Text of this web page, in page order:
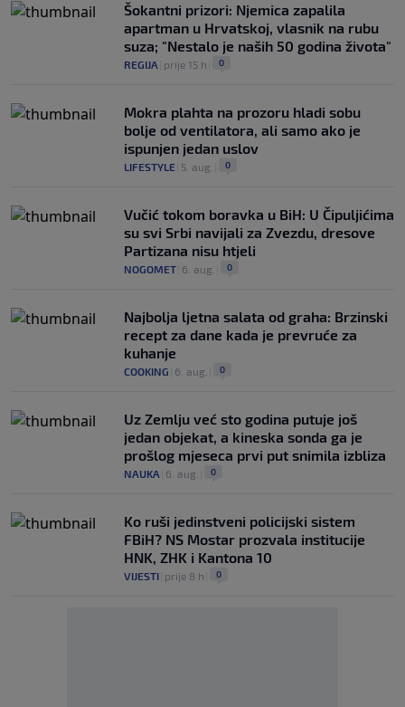
Šokantni prizori: Njemica zapalila
apartman u Hrvatskoj, vlasnik na rubu
suza; "Nestalo je naših 50 godina života"
REGIJA prije 15 h 0
Mokra plahta na prozoru hladi sobu
bolje od ventilatora, ali samo ako je
ispunjen jedan uslov
LIFESTYLE 5. aug. 0
Vučić tokom boravka u BiH: U Čipuljićima
su svi Srbi navijali za Zvezdu, dresove
Partizana nisu htjeli
NOGOMET 6. aug. 0
Najbolja ljetna salata od graha: Brzinski
recept za dane kada je prevruće za
kuhanje
COOKING 6. aug. 0
Uz Zemlju već sto godina putuje još
jedan objekat, a kineska sonda ga je
prošlog mjeseca prvi put snimila izbliza
NAUKA 6. aug. 0
Ko ruši jedinstveni policijski sistem
FBiH? NS Mostar prozvala institucije
HNK, ZHK i Kantona 10
VIJESTI prije 8 h 0